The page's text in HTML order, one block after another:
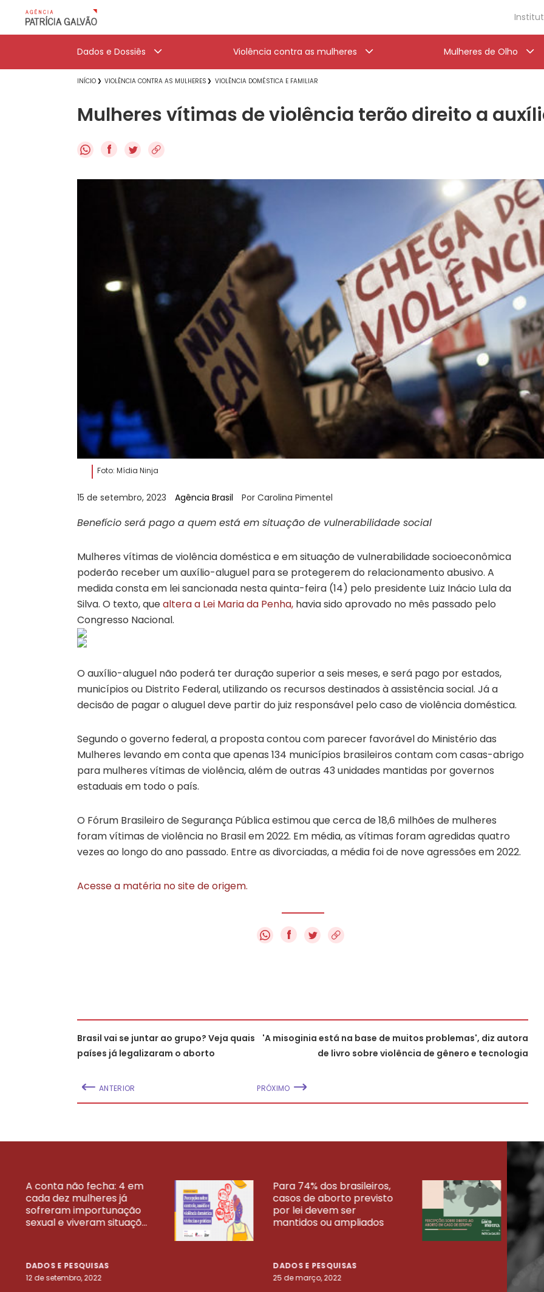
Dados e Dossiês Violência contra as mulheres Mulheres de Olho
INÍCIO VIOLÊNCIA CONTRA AS MULHERES VIOLÊNCIA DOMÉSTICA E FAMILIAR
Mulheres vítimas de violência terão direito a
f
Foto: Mídia Ninja
15 de setembro, 2023 Agência Brasil Por Carolina Pimentel
Benefício será pago a quem está em situação de vulnerabilidade social
Mulheres vítimas de violência doméstica e em situação de vulnerabilidade socioeconômica
poderão receber um auxílio-aluguel para se protegerem do relacionamento abusivo. A
medida consta em lei sancionada nesta quinta-feira (14) pelo presidente Luiz Inácio Lula da
Silva. O texto, quealtera a Lei Maria da Penha, havia sido aprovado no mês passado pelo
Congresso Nacional.
O auxílio-aluguel não poderá ter duração superior a seis meses, e será pago por estados,
municípios ou Distrito Federal, utilizando os recursos destinados à assistência social. Já a
decisão de pagar o aluguel deve partir do juiz responsável pelo caso de violência doméstica.
Segundo o governo federal, a proposta contou com parecer favorável do Ministério das
Mulheres levando em conta que apenas 134 municípios brasileiros contam com casas-abrigo
para mulheres vítimas de violência, além de outras 43 unidades mantidas por governos
estaduais em todo o país.
O Fórum Brasileiro de Segurança Pública estimou que cerca de 18,6 milhões de mulheres
foram vítimas de violência no Brasil em 2022. Em média, as vítimas foram agredidas quatro
vezes ao longo do ano passado. Entre as divorciadas, a média foi de nove agressões em 2022.
Acesse a matéria no site de origem.
f
Brasil vai se juntar ao grupo? Veja quais
países já legalizaram o aborto
ANTERIOR
'A misoginia está na base de muitos problemas', diz autora
de livro sobre violência de gênero e tecnologia
PRÓXIMO
A conta não fecha: 4 em
cada dez mulheres já
sofreram importunação
sexual e viveram situaçõ...
DADOS E PESQUISAS
12 de setembro, 2022
Para 74% dos brasileiros,
casos de aborto previsto
por lei devem ser
mantidos ou ampliados
DADOS E PESQUISAS
25 de março, 2022
23
VEJA MAIS PESQUISAS